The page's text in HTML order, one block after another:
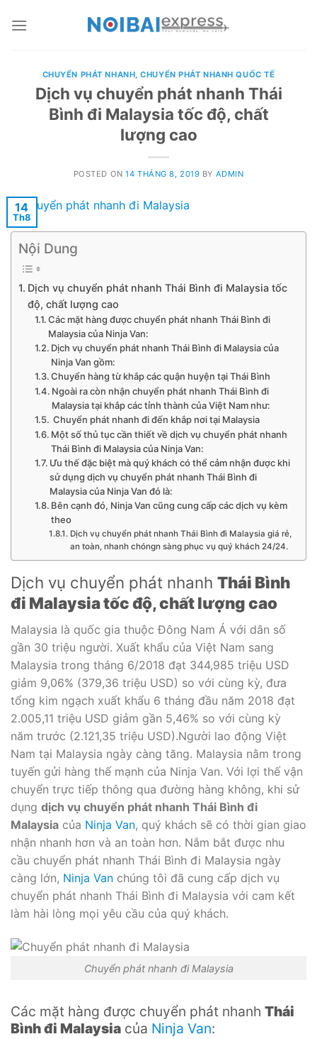
CHUYỂN PHÁT NHANH,CHUYỂN PHÁT NHANH QUỐC TẾ
Dịch vụ chuyển phát nhanh Thái
Bình đi Malaysia tốc độ, chất
lượng cao
POSTED ON14 THÁNG 8, 2019 BY ADMIN
14
Th8
Nội Dung
Dịch vụ chuyển phát nhanh Thái Bình đi Malaysia tốc
độ, chất lượng cao
Các mặt hàng được chuyển phát nhanh Thái Bình đi
Malaysia của Ninja Van:
Dịch vụ chuyển phát nhanh Thái Bình đi Malaysia của
Ninja Van gồm:
Chuyển hàng từ khắp các quận huyện tại Thái Bình
Ngoài ra còn nhận chuyển phát nhanh Thái Bình đi
Malaysia tại khắp các tỉnh thành của Việt Nam như:
Chuyển phát nhanh đi đến khắp nơi tại Malaysia
Một số thủ tục cần thiết về dịch vụ chuyển phát nhanh
Thái Bình đi Malaysia của Ninja Van:
Ưu thế đặc biệt mà quý khách có thể cảm nhận được khi
sử dụng dịch vụ chuyển phát nhanh Thái Bình đi
Malaysia của Ninja Van đó là:
Bên cạnh đó, Ninja Van cũng cung cấp các dịch vụ kèm
theo
Dịch vụ chuyển phát nhanh Thái Bình đi Malaysia giá rẻ,
an toàn, nhanh chóngn sàng phục vụ quý khách 24/24.
Dịch vụ chuyển phát nhanh Thái Bình
đi Malaysiatốc độ, chất lượng cao
Malaysia là quốc gia thuộc Ðông Nam Á với dân số
gần 30 triệu người. Xuất khẩu của Việt Nam sang
Malaysia trong tháng 6/2018 đạt 344,985 triệu USD
giảm 9,06% (379,36 triệu USD) so với cùng kỳ, đưa
tổng kim ngạch xuất khẩu 6 tháng đầu năm 2018 đạt
2.005,11 triệu USD giảm gần 5,46% so với cùng kỳ
năm trước (2.121,35 triệu USD).Người lao động Việt
Nam tại Malaysia ngày càng tăng. Malaysia nằm trong
tuyến gửi hàng thế mạnh của Ninja Van. Với lợi thế vận
chuyển trực tiếp thông qua đường hàng không, khi sử
dụng dịch vụ chuyển phát nhanh Thái Bình đi
Malaysia của Ninja Van, quý khách sẽ có thời gian giao
nhận nhanh hơn và an toàn hơn. Nắm bắt được nhu
cầu chuyển phát nhanh Thái Bình đi Malaysia ngày
càng lớn, Ninja Van chúng tôi đã cung cấp dịch vụ
chuyển phát nhanh Thái Bình đi Malaysia với cam kết
làm hài lòng mọi yêu cầu của quý khách.
Chuyển phát nhanh đi Malaysia
Các mặt hàng được chuyển phát nhanh Thái
Bình đi Malaysia của Ninja Van: